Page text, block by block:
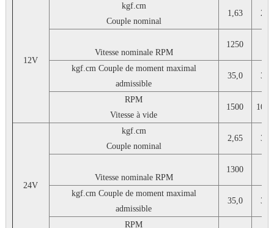
12V
kgf.cm
Couple nominal
1,63
Vitesse nominale RPM
1250
kgf.cm Couple de moment maximal
admissible
35,0
RPM
Vitesse à vide
1500
24V
kgf.cm
Couple nominal
2,65
Vitesse nominale RPM
1300
kgf.cm Couple de moment maximal
admissible
35,0
RPM